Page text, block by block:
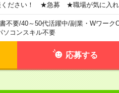
ください！ ★急募 ★職場が気に入れ
不要/40～50代活躍中/副業・Wワーク
ソコンスキル不要
応募する